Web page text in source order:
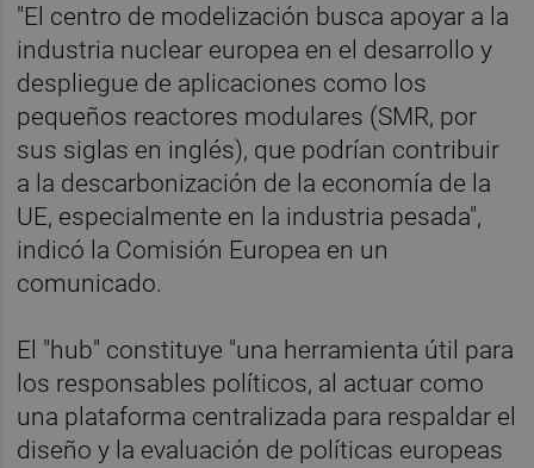
"El centro de modelización busca apoyar a la
industria nuclear europea en el desarrollo y
despliegue de aplicaciones como los
pequeños reactores modulares (SMR, por
sus siglas en inglés), que podrían contribuir
a la descarbonización de la economía de la
UE, especialmente en la industria pesada",
indicó la Comisión Europea en un
comunicado.
El "hub" constituye "una herramienta útil para
los responsables políticos, al actuar como
una plataforma centralizada para respaldar el
diseño y la evaluación de políticas europeas